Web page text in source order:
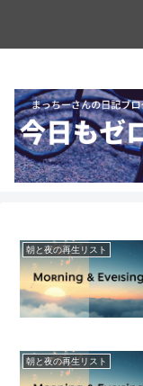
朝と夜の再生リスト
朝と夜の再生リスト